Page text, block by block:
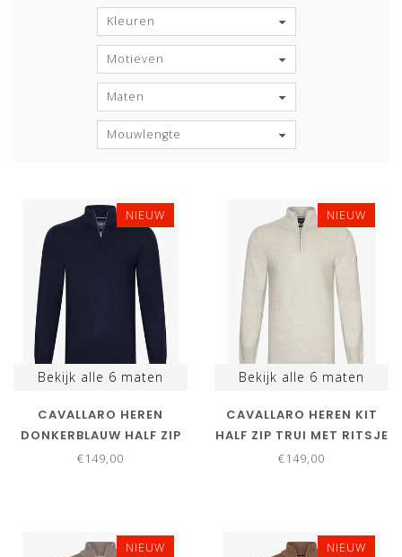
Kleuren
Motieven
Maten
Mouwlengte
NIEUW
Bekijk alle 6 maten
CAVALLARO HEREN
DONKERBLAUW HALF ZIP
TRUI MET RITSJE
€149,00
NIEUW
Bekijk alle 6 maten
CAVALLARO HEREN KIT
HALF ZIP TRUI MET RITSJE
€149,00
NIEUW NIEUW